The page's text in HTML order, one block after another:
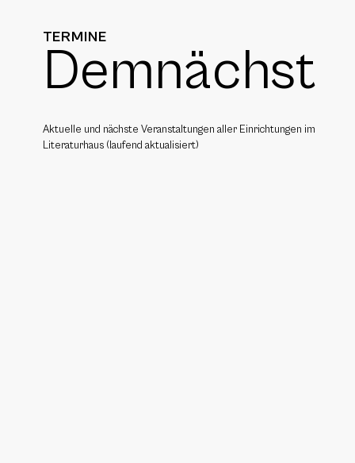
TERMINE
Demnächst
Aktuelle und nächste Veranstaltungen aller Einrichtungen im
Literaturhaus (laufend aktualisiert)